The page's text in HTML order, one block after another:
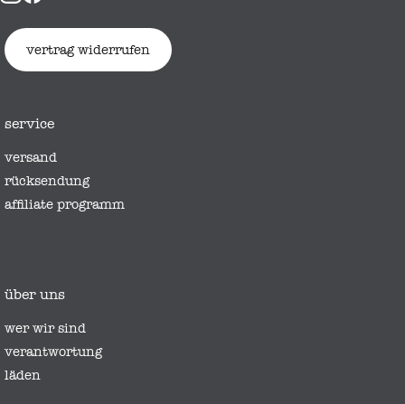
vertrag widerrufen
service
versand
rücksendung
affiliate programm
über uns
wer wir sind
verantwortung
läden